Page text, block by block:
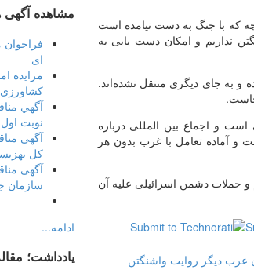
که با جنگ به دست نیامده است
نداریم و امکان دست یابی به
و به جای دیگری منتقل نشده‌اند.
و اجماع بین المللی درباره
و آماده تعامل با غرب بدون هر
حملات دشمن اسرائیلی علیه آن
عرب دیگر روایت واشنگتن
مشاهده آگهی
ای
مزایده
کشاورزی
آگهي
نوبت اول
آگهي
كل
آگهی
سازمان
ادامه...
یادداشت؛